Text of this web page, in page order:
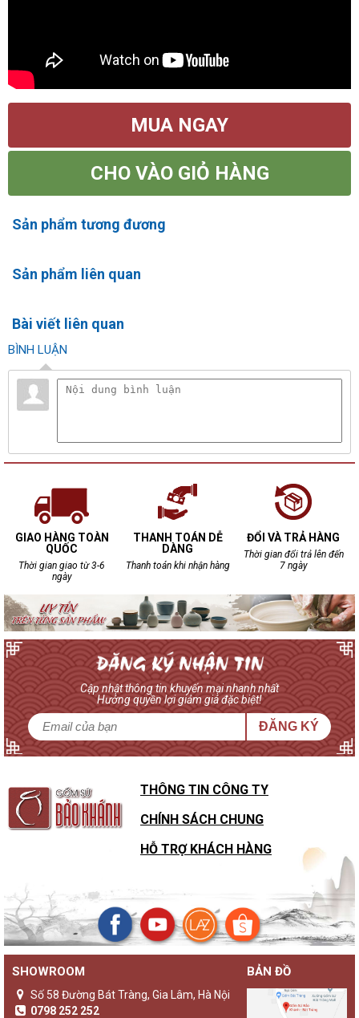
MUA NGAY
CHO VÀO GIỎ HÀNG
Sản phẩm tương đương
Sản phẩm liên quan
Bài viết liên quan
BÌNH LUẬN
GIAO HÀNG TOÀN
QUỐC
Thời gian giao từ 3-6
ngày
THANH TOÁN DỄ
DÀNG
Thanh toán khi nhận hàng
ĐỔI VÀ TRẢ HÀNG
Thời gian đổi trả lên đến
7 ngày
Cập nhật thông tin khuyến mại nhanh nhất
Hưởng quyền lợi giảm giá đặc biệt!
ĐĂNG KÝ
THÔNG TIN CÔNG TY
CHÍNH SÁCH CHUNG
HỖ TRỢ KHÁCH HÀNG
SHOWROOM
Số 58 Đường Bát Tràng, Gia Lâm, Hà Nội
0798 252 252
BẢN ĐỒ